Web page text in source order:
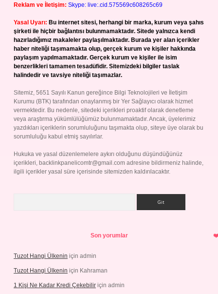
Reklam ve İletişim: Skype: live:.cid.575569c608265c69
Yasal Uyarı: Bu internet sitesi, herhangi bir marka, kurum veya şahıs
şirketi ile hiçbir bağlantısı bulunmamaktadır. Sitede yalnızca kendi
hazırladığımız makaleler paylaşılmaktadır. Burada yer alan içerikler
haber niteliği taşımamakta olup, gerçek kurum ve kişiler hakkında
paylaşım yapılmamaktadır. Gerçek kurum ve kişiler ile isim
benzerlikleri tamamen tesadüfidir. Sitemizdeki bilgiler taslak
halindedir ve tavsiye niteliği taşımazlar.
Sitemiz, 5651 Sayılı Kanun gereğince Bilgi Teknolojileri ve İletişim
Kurumu (BTK) tarafından onaylanmış bir Yer Sağlayıcı olarak hizmet
vermektedir. Bu nedenle, sitedeki içerikleri proaktif olarak denetleme
veya araştırma yükümlülüğümüz bulunmamaktadır. Ancak, üyelerimiz
yazdıkları içeriklerin sorumluluğunu taşımakta olup, siteye üye olarak bu
sorumluluğu kabul etmiş sayılırlar.
Hukuka ve yasal düzenlemelere aykırı olduğunu düşündüğünüz
içerikleri, backlinkpanelicomtr@gmail.com adresine bildirmeniz halinde,
ilgili içerikler yasal süre içerisinde sitemizden kaldırılacaktır.
Son yorumlar
Tuzot Hangi Ülkenin için admin
Tuzot Hangi Ülkenin için Kahraman
1 Kişi Ne Kadar Kredi Çekebilir için admin